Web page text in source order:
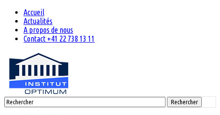
Accueil
Actualités
A propos de nous
Contact +41 22 738 13 11
Rechercher